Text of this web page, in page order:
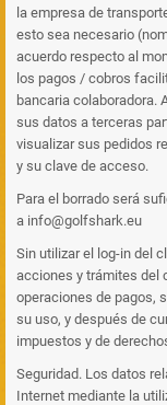
la empresa de
esto sea necesario
acuerdo respecto al
los pagos / cobros
bancaria colaboradora.
sus datos a terceras
visualizar sus pedidos
y su clave de acceso.
Para el borrado será
a info@golfshark.eu
Sin utilizar el log-in del
acciones y trámites del
operaciones de pagos,
su uso, y después de
impuestos y de
Seguridad. Los datos
Internet mediante la